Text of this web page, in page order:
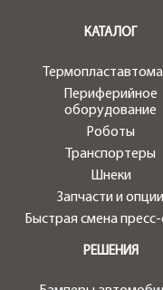
КАТАЛОГ
Периферийное
оборудование
Роботы
Транспортеры
Шнеки
Запчасти и опции
Быстрая смена
РЕШЕНИЯ